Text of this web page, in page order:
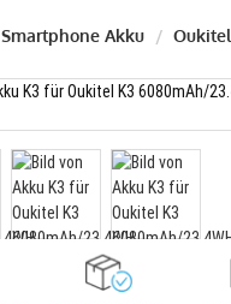
Smartphone Akku Oukitel